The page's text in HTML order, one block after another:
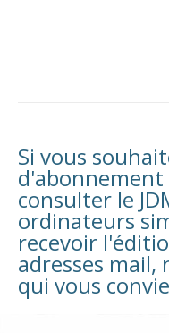
Si vous
consulter le
ordinateurs
recevoir
adresses mail,
qui vous